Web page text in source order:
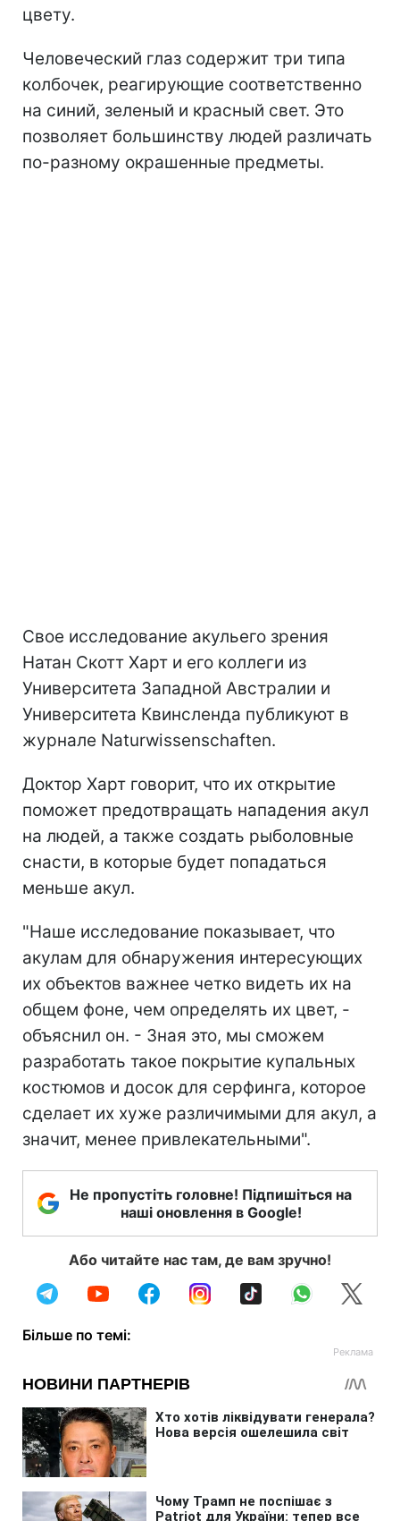
цвету.
Человеческий глаз содержит три типа
колбочек, реагирующие соответственно
на синий, зеленый и красный свет. Это
позволяет большинству людей различать
по-разному окрашенные предметы.
Свое исследование акульего зрения
Натан Скотт Харт и его коллеги из
Университета Западной Австралии и
Университета Квинсленда публикуют в
журнале Naturwissenschaften.
Доктор Харт говорит, что их открытие
поможет предотвращать нападения акул
на людей, а также создать рыболовные
снасти, в которые будет попадаться
меньше акул.
"Наше исследование показывает, что
акулам для обнаружения интересующих
их объектов важнее четко видеть их на
общем фоне, чем определять их цвет, -
объяснил он. - Зная это, мы сможем
разработать такое покрытие купальных
костюмов и досок для серфинга, которое
сделает их хуже различимыми для акул, а
значит, менее привлекательными".
Не пропустіть головне! Підпишіться на
наші оновлення в Google!
Або читайте нас там, де вам зручно!
Більше по темі: